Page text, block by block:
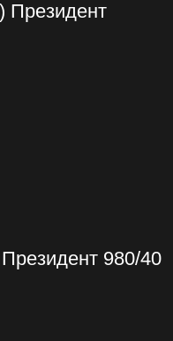
Президент
980/40